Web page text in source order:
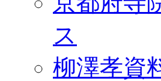
ス
柳澤孝資